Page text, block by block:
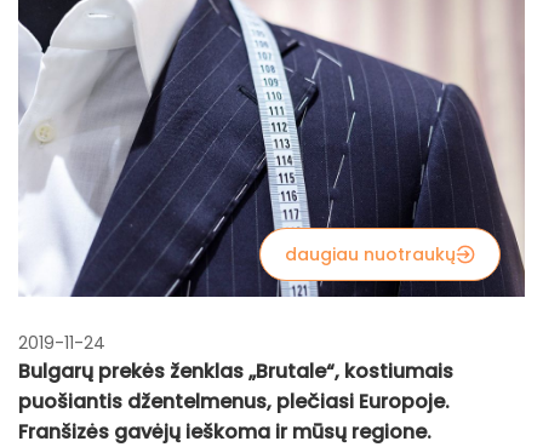
daugiau nuotraukų
2019-11-24
Bulgarų prekės ženklas „Brutale“, kostiumais
puošiantis džentelmenus, plečiasi Europoje.
Franšizės gavėjų ieškoma ir mūsų regione.